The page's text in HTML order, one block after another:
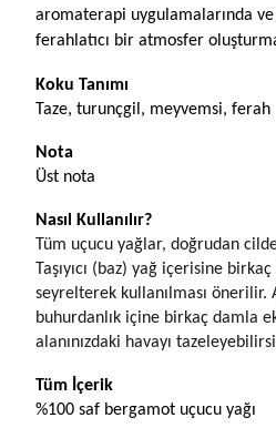
aromaterapi uygulamalarında
ferahlatıcı bir atmosfer
Koku Tanımı
Taze, turunçgil, meyvemsi, ferah
Nota
Üst nota
Nasıl Kullanılır?
Tüm uçucu yağlar, doğrudan
Taşıyıcı (baz) yağ içerisine
seyrelterek kullanılması önerilir.
buhurdanlık içine birkaç damla
alanınızdaki havayı
Tüm İçerik
%100 saf bergamot uçucu yağı